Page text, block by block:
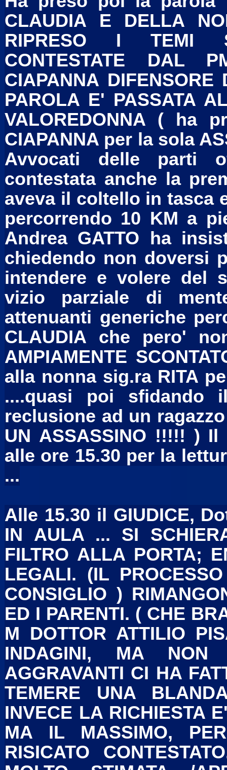
CLAUDIA E DELLA
RIPRESO I TEMI
CONTESTATE DAL
CIAPANNA
PAROLA E' PASSATA
VALOREDONNA ( ha
CIAPANNA per la sola
Avvocati delle parti
contestata anche la
aveva il coltello in tasca
percorrendo 10 KM a
Andrea GATTO ha
chiedendo non doversi
intendere e volere del
vizio parziale di
attenuanti generiche
CLAUDIA che pero'
AMPIAMENTE
alla nonna sig.ra RITA
....quasi poi
reclusione ad un
UN ASSASSINO !!!!! )
alle ore 15.30 per la
...
Alle 15.30 il GIUDICE,
IN AULA ... SI
FILTRO ALLA PORTA;
LEGALI. (IL
CONSIGLIO )
ED I PARENTI. ( CHE
M DOTTOR ATTILIO
INDAGINI, MA NON
AGGRAVANTI CI HA
TEMERE UNA
INVECE LA RICHIESTA
MA IL MASSIMO,
RISICATO